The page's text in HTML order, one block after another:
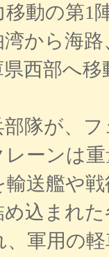
動の第1
湾から海
西部へ移
部隊が、
ーンは重
送艦や
込まれ
軍用の